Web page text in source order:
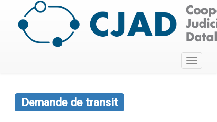
Toggle
Demande de transit